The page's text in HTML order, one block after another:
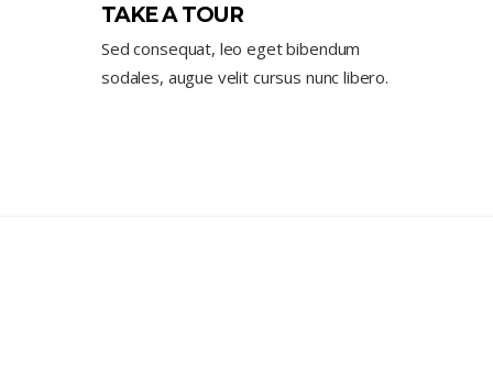
TAKE A TOUR
Sed consequat, leo eget bibendum
sodales, augue velit cursus nunc libero.